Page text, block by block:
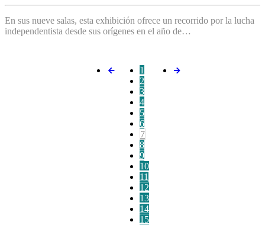
En sus nueve salas, esta exhibición ofrece un recorrido por la lucha
independentista desde sus orígenes en el año de…
1
2
3
4
5
6
7
8
9
10
11
12
13
14
15